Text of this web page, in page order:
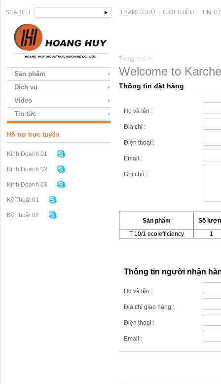
SEARCH TRANG CHỦ GIỚI THIỆU TIN
Trang chủ »
Welcome to
Sản phẩm
Dịch vụ
Video
Tin tức
Hỗ trợ trực tuyến
Kinh Doanh 01
Kinh Doanh 02
Kinh Doanh 03
Kỹ Thuật 01
Kỹ Thuật 02
Thông tin đặt hàng
Họ và tên :
Địa chỉ :
Điện thoại :
Email :
Ghi chú :
Sản phẩm
Số
T 10/1 eco!efficiency
1
Thông tin người nhận
Họ và tên :
Địa chỉ giao hàng :
Điện thoại :
Email :